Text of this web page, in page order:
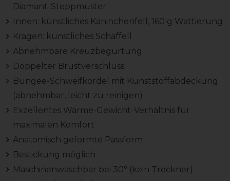
Diamant-Steppmuster
Innen: künstliches Kaninchenfell, 160 g Wattierung
Kragen: künstliches Schaffell
Abnehmbare Kreuzbegurtung
Doppelter Brustverschluss
Bungee-Schweifkordel mit Kunststoffabdeckung
(abnehmbar, leicht zu reinigen)
Exzellentes Wärme-Gewicht-Verhältnis für
maximalen Komfort
Anatomisch geformte Passform
Bestickung möglich
Maschinenwaschbar bei 30° (kein Trockner)